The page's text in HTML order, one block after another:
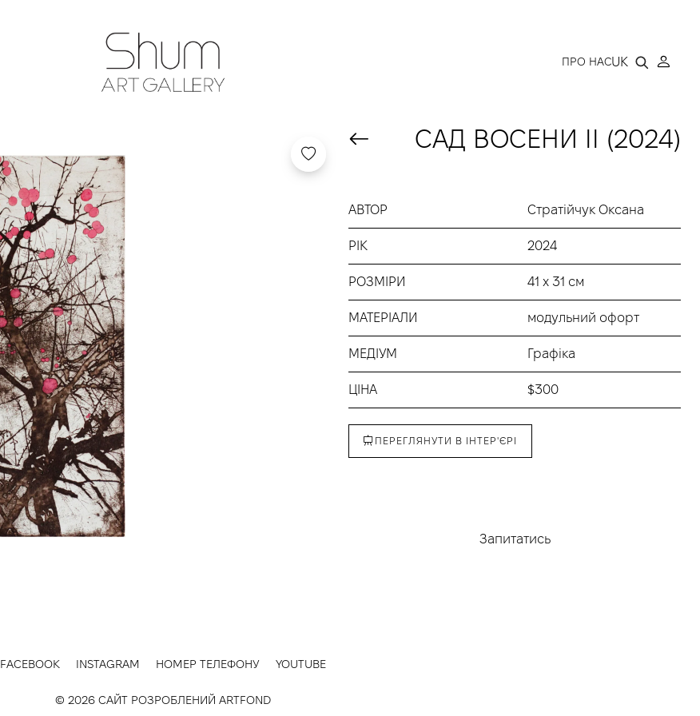
SHUM ART GALLERY ПРО НАСUK
САД ВОСЕНИ ІІ (2024)
АВТОР Стратійчук Оксана
РІК 2024
РОЗМІРИ 41 х 31 см
МАТЕРІАЛИ модульний офорт
МЕДІУМ Графіка
ЦІНА $300
ПЕРЕГЛЯНУТИ В ІНТЕР'ЄРІ
Запитатись
FACEBOOK INSTAGRAM НОМЕР ТЕЛЕФОНУ YOUTUBE
© 2026 САЙТ РОЗРОБЛЕНИЙ ARTFOND